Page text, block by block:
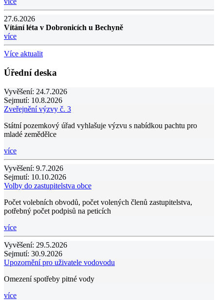
27.6.2026
Vítání léta v Dobronicích u Bechyně
více
Více aktualit
Úřední deska
Vyvěšení: 24.7.2026
Sejmutí: 10.8.2026
Zveřejnění výzvy č. 3
Státní pozemkový úřad vyhlašuje výzvu s nabídkou pachtu pro
mladé zemědělce
více
Vyvěšení: 9.7.2026
Sejmutí: 10.10.2026
Volby do zastupitelstva obce
Počet volebních obvodů, počet volených členů zastupitelstva,
potřebný počet podpisů na peticích
více
Vyvěšení: 29.5.2026
Sejmutí: 30.9.2026
Upozornění pro uživatele vodovodu
Omezení spotřeby pitné vody
více